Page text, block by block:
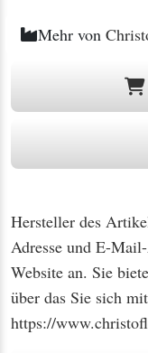
Mehr von
Hersteller des
Adresse und E-
Website an. Sie
über das Sie sich
https://